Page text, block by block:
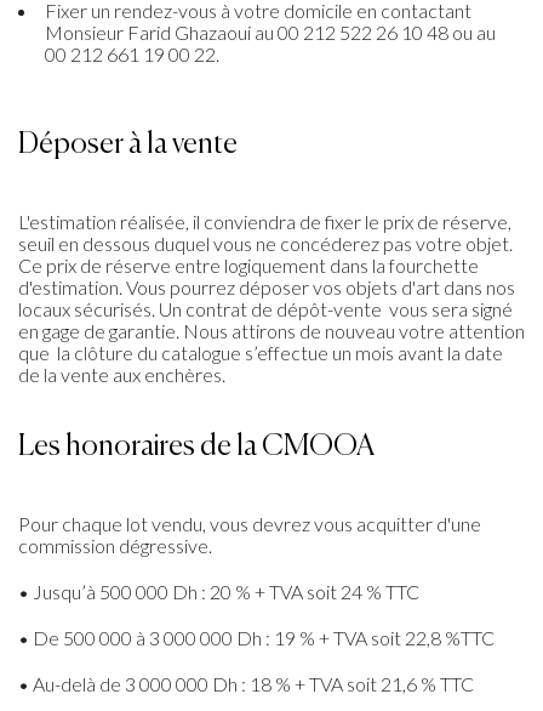
Fixer un rendez-vous à votre domicile en contactant
Monsieur Farid Ghazaoui au 00 212 522 26 10 48 ou au
00 212 661 19 00 22.
Déposer à la vente
L'estimation réalisée, il conviendra de fixer le prix de réserve,
seuil en dessous duquel vous ne concéderez pas votre objet.
Ce prix de réserve entre logiquement dans la fourchette
d'estimation. Vous pourrez déposer vos objets d'art dans nos
locaux sécurisés. Un contrat de dépôt-vente vous sera signé
en gage de garantie. Nous attirons de nouveau votre attention
que la clôture du catalogue s’effectue un mois avant la date
de la vente aux enchères.
Les honoraires de la CMOOA
Pour chaque lot vendu, vous devrez vous acquitter d'une
commission dégressive.
• Jusqu’à 500 000 Dh : 20 % + TVA soit 24 % TTC
• De 500 000 à 3 000 000 Dh : 19 % + TVA soit 22,8 %TTC
• Au-delà de 3 000 000 Dh : 18 % + TVA soit 21,6 % TTC